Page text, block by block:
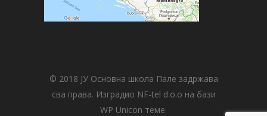
© 2018 ЈУ Основна школа Пале задржава
сва права. Изградио NF-tel d.o.o на бази
WP Unicon теме.